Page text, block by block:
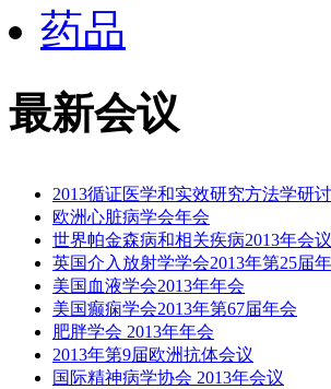
药品
最新会议
2013循证医学和实效研究方法学研
欧洲心脏病学会年会
世界帕金森病和相关疾病2013年会议
英国介入放射学学会2013年第25届
美国血液学会2013年年会
美国癫痫学会2013年第67届年会
肥胖学会 2013年年会
2013年第9届欧洲抗体会议
国际精神病学协会 2013年会议